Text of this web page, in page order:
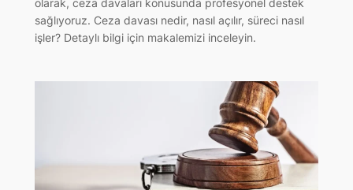
olarak, ceza davaları konusunda profesyonel destek
sağlıyoruz. Ceza davası nedir, nasıl açılır, süreci nasıl
işler? Detaylı bilgi için makalemizi inceleyin.